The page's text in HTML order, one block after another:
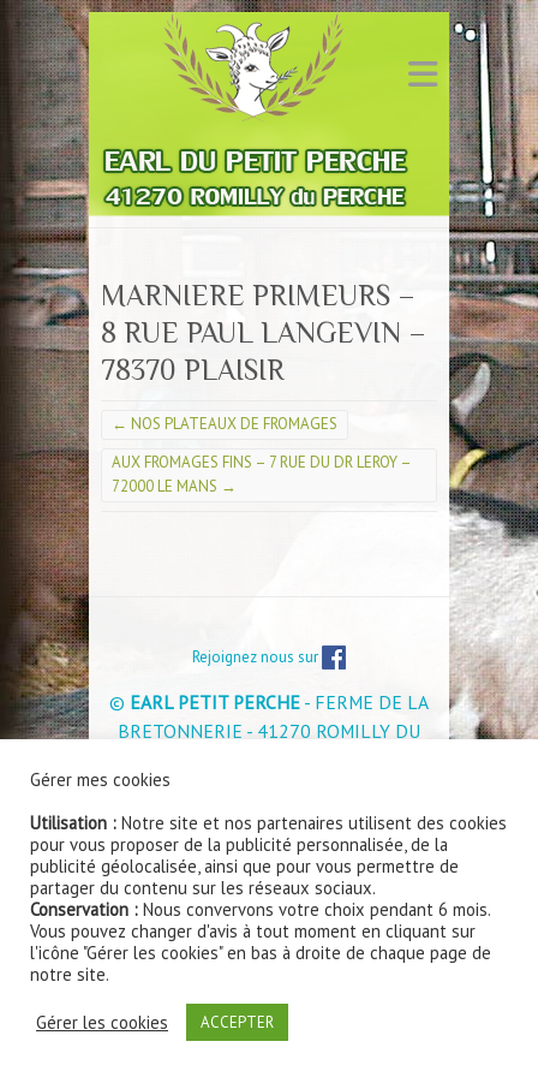
MARNIERE PRIMEURS –
8 RUE PAUL LANGEVIN –
78370 PLAISIR
← NOS PLATEAUX DE FROMAGES
AUX FROMAGES FINS – 7 RUE DU DR LEROY –
72000 LE MANS →
Rejoignez nous sur
© EARL PETIT PERCHE - FERME DE LA
BRETONNERIE - 41270 ROMILLY DU
légales et Politique de confidentialité
Site internet réalisé par www.smart360.fr - Création
de sites internet à Blois
Gérer mes cookies
Utilisation : Notre site et nos partenaires utilisent des cookies
pour vous proposer de la publicité personnalisée, de la
publicité géolocalisée, ainsi que pour vous permettre de
partager du contenu sur les réseaux sociaux.
Conservation : Nous convervons votre choix pendant 6 mois.
Vous pouvez changer d'avis à tout moment en cliquant sur
l'icône "Gérer les cookies" en bas à droite de chaque page de
notre site.
Gérer les cookies ACCEPTER